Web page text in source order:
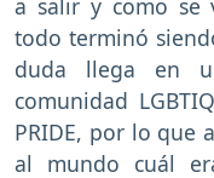
todo terminó
duda llega en
comunidad
PRIDE, por lo que
al mundo cuál